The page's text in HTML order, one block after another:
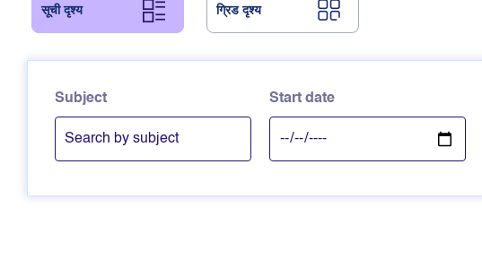
सूची दृश्य ग्रिड दृश्य
Subject Start date